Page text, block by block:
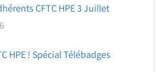
CFTC HPE 3 Juillet
HPE ! Spécial Télébadges